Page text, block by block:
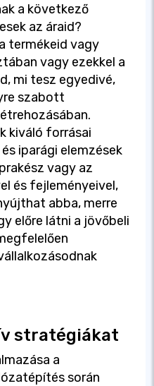
a következő
az áraid?
termékeid vagy
vagy ezekkel a
mi tesz egyedivé,
szabott
kiváló forrásai
iparági elemzések
vagy az
és fejleményeivel,
abba, merre
előre látni a jövőbeli
stratégiákat
a
során